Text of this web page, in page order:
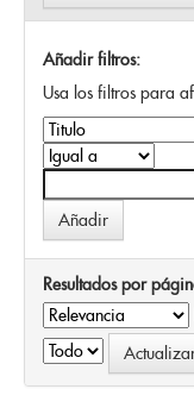
Añadir filtros:
Usa los filtros para
Resultados por